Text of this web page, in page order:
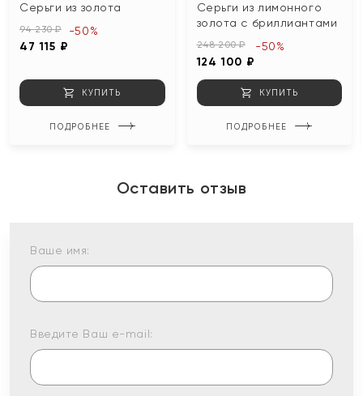
Серьги из золота
94 230 ₽
47 115 ₽
-50%
КУПИТЬ
ПОДРОБНЕЕ
Серьги из лимонного
золота с бриллиантами
248 200 ₽
124 100 ₽
-50%
КУПИТЬ
ПОДРОБНЕЕ
Оставить отзыв
Ваше имя:
Введите Ваш e-mail: